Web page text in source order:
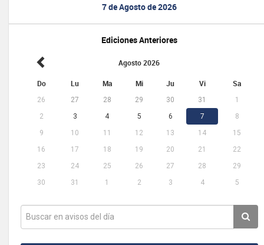
7 de Agosto de 2026
Ediciones Anteriores
Agosto 2026
Do Lu Ma Mi Ju Vi Sa
26 27 28 29 30 31
1
2
3 4 5 6 7
8
9
10 11 12 13 14
15
16
17 18 19 20 21
22
23
24 25 26 27 28
29
30
31 1 2 3 4 5